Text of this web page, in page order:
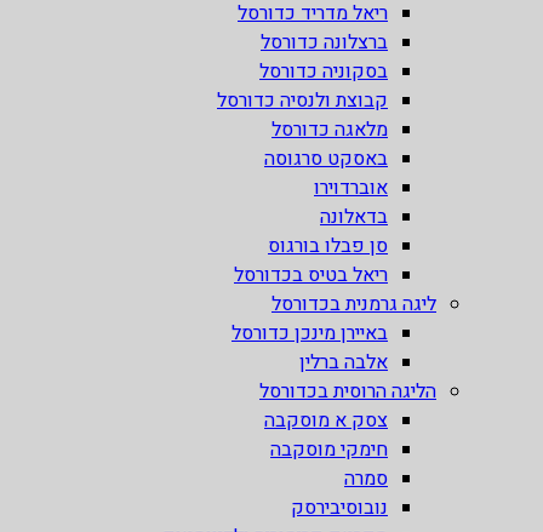
ריאל מדריד כדורסל
ברצלונה כדורסל
בסקוניה כדורסל
קבוצת ולנסיה כדורסל
מלאגה כדורסל
באסקט סרגוסה
אוברדוירו
בדאלונה
סן פבלו בורגוס
ריאל בטיס בכדורסל
ליגה גרמנית בכדורסל
באיירן מינכן כדורסל
אלבה ברלין
הליגה הרוסית בכדורסל
צסק א מוסקבה
חימקי מוסקבה
סמרה
נובוסיבירסק